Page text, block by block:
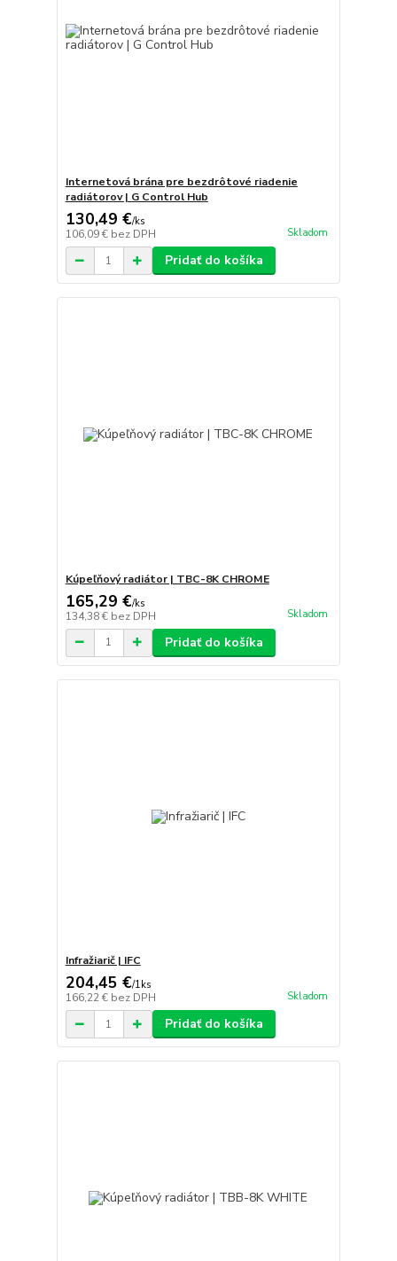
Internetová brána pre bezdrôtové riadenie
radiátorov | G Control Hub
130,49 €/ks
106,09 € bez DPH Skladom
Pridať do košíka
Kúpeľňový radiátor | TBC-8K CHROME
165,29 €/ks
134,38 € bez DPH Skladom
Pridať do košíka
Infražiarič | IFC
204,45 €/1ks
166,22 € bez DPH Skladom
Pridať do košíka